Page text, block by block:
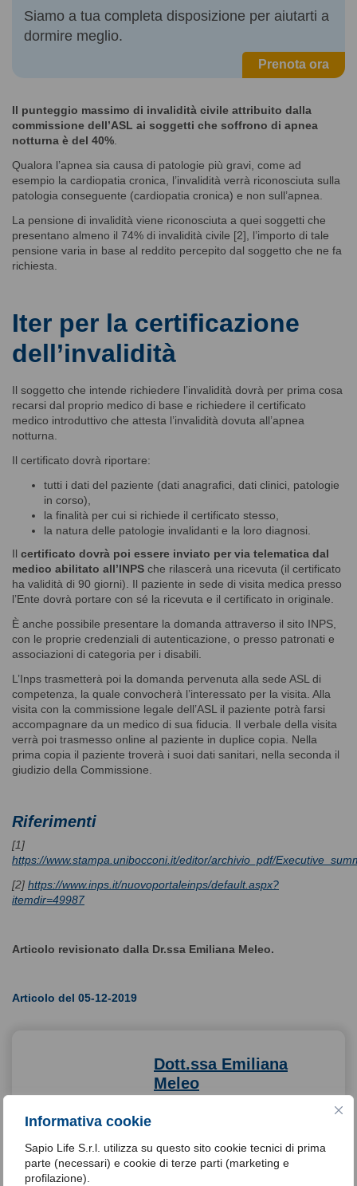
Informativa cookie
Sapio Life S.r.l. utilizza su questo sito cookie tecnici di prima
parte (necessari) e cookie di terze parti (marketing e
profilazione).
Siamo a tua completa disposizione per aiutarti a
dormire meglio.
Prenota ora
Il punteggio massimo di invalidità civile attribuito dalla
commissione dell’ASL ai soggetti che soffrono di apnea
notturna è del 40%
Qualora l’apnea sia causa di patologie più gravi, come ad
esempio la cardiopatia cronica, l’invalidità verrà riconosciuta sulla
patologia conseguente (cardiopatia cronica) e non sull’apnea.
La pensione di invalidità viene riconosciuta a quei soggetti che
presentano almeno il 74% di invalidità civile [2], l’importo di tale
pensione varia in base al reddito percepito dal soggetto che ne fa
richiesta.
Iter per la certificazione
dell’invalidità
Il soggetto che intende richiedere l’invalidità dovrà per prima cosa
recarsi dal proprio medico di base e richiedere il certificato
medico introduttivo che attesta l’invalidità dovuta all’apnea
notturna.
Il certificato dovrà riportare:
tutti i dati del paziente (dati anagrafici, dati clinici, patologie
in corso),
la finalità per cui si richiede il certificato stesso,
la natura delle patologie invalidanti e la loro diagnosi.
Il certificato dovrà poi essere inviato per via telematica dal
medico abilitato all’INPS che rilascerà una ricevuta (il certificato
ha validità di 90 giorni). Il paziente in sede di visita medica presso
l’Ente dovrà portare con sé la ricevuta e il certificato in originale.
È anche possibile presentare la domanda attraverso il sito INPS,
con le proprie credenziali di autenticazione, o presso patronati e
associazioni di categoria per i disabili.
L’Inps trasmetterà poi la domanda pervenuta alla sede ASL di
competenza, la quale convocherà l’interessato per la visita. Alla
visita con la commissione legale dell’ASL il paziente potrà farsi
accompagnare da un medico di sua fiducia. Il verbale della visita
verrà poi trasmesso online al paziente in duplice copia. Nella
prima copia il paziente troverà i suoi dati sanitari, nella seconda il
giudizio della Commissione.
Riferimenti
[1]
https://www.stampa.unibocconi.it/editor/archivio_pdf/
[2] https://www.inps.it/nuovoportaleinps/default.aspx?
itemdir=49987
Articolo revisionato dalla Dr.ssa Emiliana Meleo.
Articolo del 05-12-2019
Dott.ssa Emiliana
Meleo
Dottore di Ricerca in
Neuroscienze. Il campo di
interesse, da anni, è la